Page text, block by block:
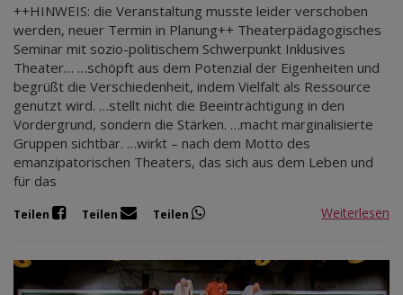
++HINWEIS: die Veranstaltung musste leider verschoben
werden, neuer Termin in Planung++ Theaterpädagogisches
Seminar mit sozio-politischem Schwerpunkt Inklusives
Theater… …schöpft aus dem Potenzial der Eigenheiten und
begrüßt die Verschiedenheit, indem Vielfalt als Ressource
genutzt wird. …stellt nicht die Beeinträchtigung in den
Vordergrund, sondern die Stärken. …macht marginalisierte
Gruppen sichtbar. …wirkt – nach dem Motto des
emanzipatorischen Theaters, das sich aus dem Leben und
für das
Teilen Teilen Teilen Weiterlesen